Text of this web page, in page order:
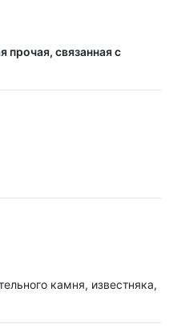
прочая, связанная с
камня, известняка,